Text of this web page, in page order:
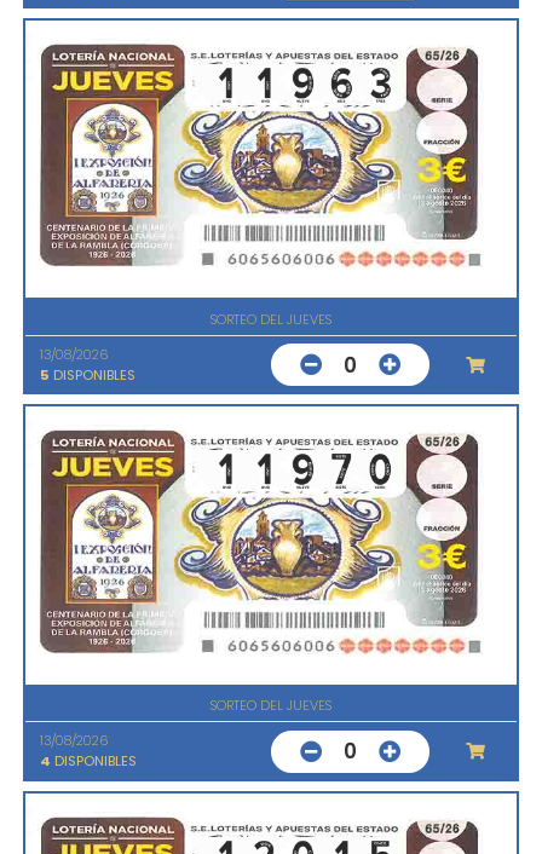
SORTEO DEL JUEVES
13/08/2026
5 DISPONIBLES 0
SORTEO DEL JUEVES
13/08/2026
4 DISPONIBLES 0